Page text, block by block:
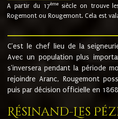
A partir du 17ème siècle on trouve
Rogemont ou Rougemont. Cela est
C'est le chef lieu de la
Avec un population plus
s'inversera pendant la période
rejoindre Aranc, Rougemont
puis par décision officielle en
Résinand-Les